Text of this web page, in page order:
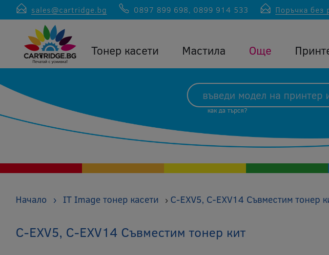
sales@cartridge.bg 0897 899 698, 0899 914 533 Поръчка без
Тонер касети Мастила Още
как да търся?
Начало › IT Image тонер касети › C-EXV5, C-EXV14 Съвместим тонер
C-EXV5, C-EXV14 Съвместим тонер кит